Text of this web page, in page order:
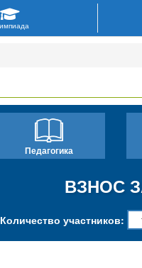
Педагогика
ВЗНОС
Количество участников: